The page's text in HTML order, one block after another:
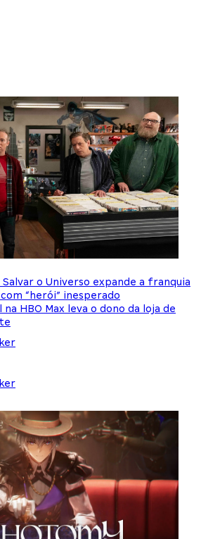
o Universo expande a franquia
“herói” inesperado
HBO Max leva o dono da loja de